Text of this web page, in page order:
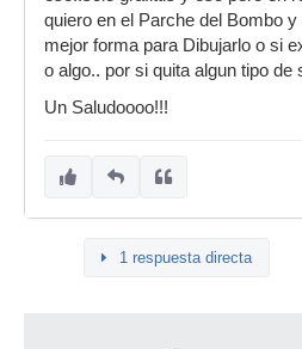
quiero en el Parche del Bombo
mejor forma para Dibujarlo o si
o algo.. por si quita algun tipo de
Un Saludoooo!!!
1 respuesta directa